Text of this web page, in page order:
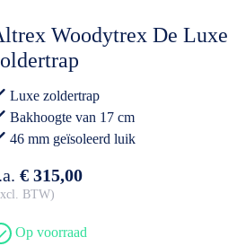
Woodytrex De Luxe
Luxe zoldertrap
Bakhoogte van 17 cm
46 mm geïsoleerd luik
€ 315,00
BTW
Op voorraad